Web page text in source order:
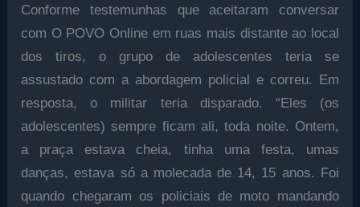
Conforme testemunhas que aceitaram conversar
com O POVO Online em ruas mais distante ao local
dos tiros, o grupo de adolescentes teria se
assustado com a abordagem policial e correu. Em
resposta, o militar teria disparado. “Eles (os
adolescentes) sempre ficam ali, toda noite. Ontem,
a praça estava cheia, tinha uma festa, umas
danças, estava só a molecada de 14, 15 anos. Foi
quando chegaram os policiais de moto mandando